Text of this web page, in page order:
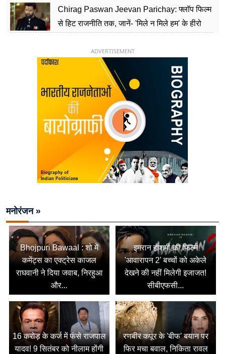
Chirag Paswan Jeevan Parichay: फ्लॉप फिल्म
से हिट राजनीति तक, जानें- 'मिले न मिले हम' के हीरो
ADVERTISEMENT
मनोरंजन »
Bhojpuri Bawaal : शो में
कमेंट्स का एक्ट्रेस काजल
राघवानी ने दिया जवाब, निरहुआ
और...
इमरान हाशमी की फिल्म
'आवारापन 2' बच्चों को अकेले
देखने की नहीं मिलेगी इजाजत!
सीबीएफसी...
16 करोड़ के कर्ज में फंसे राजपाल
यादव! 9 सितंबर को नीलाम होंगी
रणबीर कपूर के 'बीफ' बयान पर
फिर मचा बवाल, निकिता रावल